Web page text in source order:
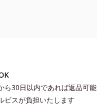
ら30日以内であれば返品可能
ビスが負担いたします